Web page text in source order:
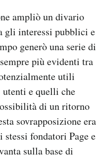
ampliò un divario
gli interessi pubblici e
generò una serie di
più evidenti tra
utili
e quelli che
di un ritorno
sovrapposizione era
stessi fondatori Page e
sulla base di